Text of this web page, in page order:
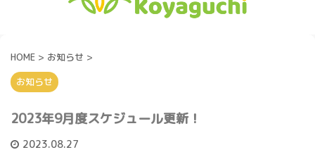
HOME > お知らせ >
お知らせ
2023年9月度スケジュール更新！
2023.08.27